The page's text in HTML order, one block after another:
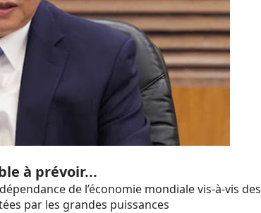
à prévoir...
de l’économie mondiale vis-à-vis des
par les grandes puissances